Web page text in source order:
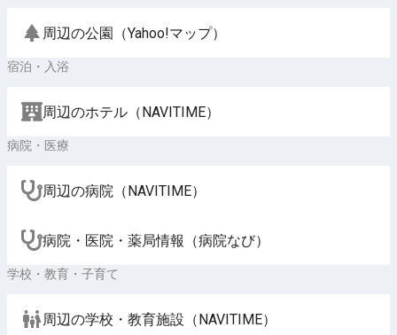
周辺の公園（Yahoo!マップ）
宿泊・入浴
周辺のホテル（NAVITIME）
病院・医療
周辺の病院（NAVITIME）
病院・医院・薬局情報（病院なび）
学校・教育・子育て
周辺の学校・教育施設（NAVITIME）